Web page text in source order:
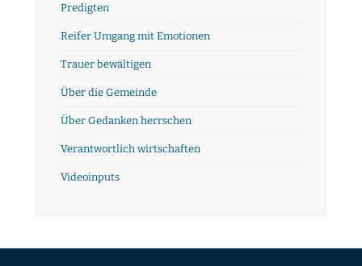
Predigten
Reifer Umgang mit Emotionen
Trauer bewältigen
Über die Gemeinde
Über Gedanken herrschen
Verantwortlich wirtschaften
Videoinputs